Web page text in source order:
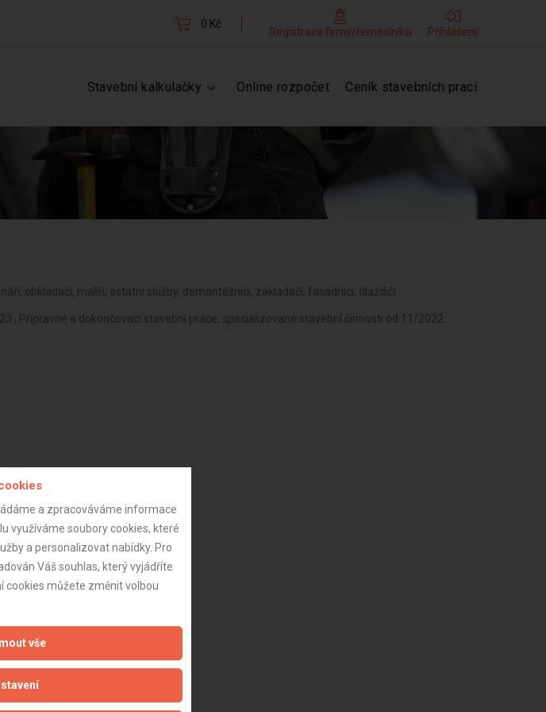
0 Kč
Registrace firmy/řemeslníka Přihlášení
Stavební kalkulačky Online rozpočet Ceník stavebních prací
obkladači, malíři, ostatní služby, demontážníci, zakladači, fasádníci, dlaždiči
, Přípravné a dokončovací stavební práce, specializované stavební činnosti od 11/2022
a zpracováváme informace
využíváme soubory cookies, které
a personalizovat nabídky. Pro
Váš souhlas, který vyjádříte
cookies můžete změnit volbou
vše